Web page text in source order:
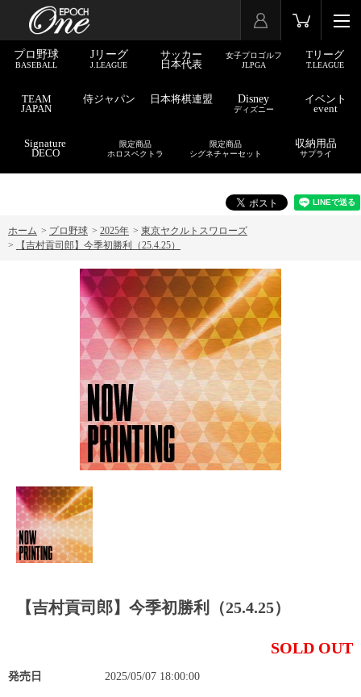
プロ野球
BASEBALL
Jリーグ
J.LEAGUE
サッカー
日本代表
女子プロゴルフ
JLPGA
Tリーグ
T.LEAGUE
TEAM
JAPAN
侍ジャパン 日本将棋連盟 Disney
ディズニー
イベント
event
Signature
DECO
限定商品
ホロスペクトラ
限定商品
シグネチャーセット
収納用品
サプライ
ホーム > プロ野球 > 2025年 > 東京ヤクルトスワローズ
>
【吉村貢司郎】今季初勝利（25.4.25）
【吉村貢司郎】今季初勝利（25.4.25）
SOLD OUT
発売日 2025/05/07 18:00:00